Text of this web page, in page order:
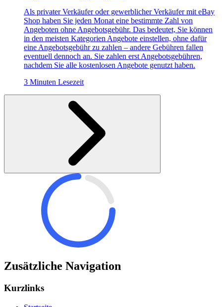
Als privater Verkäufer oder gewerblicher Verkäufer mit eBay
Shop haben Sie jeden Monat eine bestimmte Zahl von
Angeboten ohne Angebotsgebühr. Das bedeutet, Sie können
in den meisten Kategorien Angebote einstellen, ohne dafür
eine Angebotsgebühr zu zahlen – andere Gebühren fallen
eventuell dennoch an. Sie zahlen erst Angebotsgebühren,
nachdem Sie alle kostenlosen Angebote genutzt haben.
3 Minuten Lesezeit
Zusätzliche Navigation
Kurzlinks